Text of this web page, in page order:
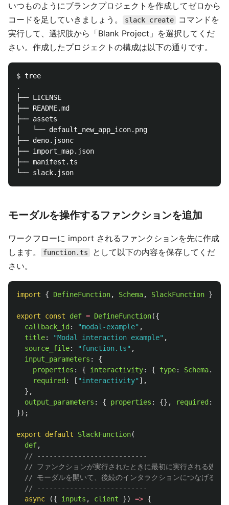
いつものようにブランクプロジェクトを作成してゼロから
コードを足していきましょう。
slack create
コマンドを
実行して、選択肢から「Blank Project」を選択してくだ
さい。作成したプロジェクトの構成は以下の通りです。
$
.
├── LICENSE
├── README.md
├── assets
│   └── default_new_app_icon.png
├── deno.jsonc
├── import_map.json
├── manifest.ts
モーダルを操作するファンクションを追加
ワークフローに import されるファンクションを先に作成
します。
function.ts
として以下の内容を保存してくだ
さい。
import { DefineFunction, Schema, SlackFunction }
export const def = DefineFunction({
callback_id : "modal-example" ,
title: "Modal interaction example" ,
source_file: "function.ts" ,
input_parameters :
{
properties : { interactivity: { type: Schema.
required : [ "interactivity" ],
},
output_parameters : { properties : {}, required :
});
export default SlackFunction(
def,
// ---------------------------
// ファンクションが実行されたときに最初に実行される処理
// モーダルを開いて、後続のインタラクションにつなげる
// ---------------------------
async
({ inputs , client }) => {